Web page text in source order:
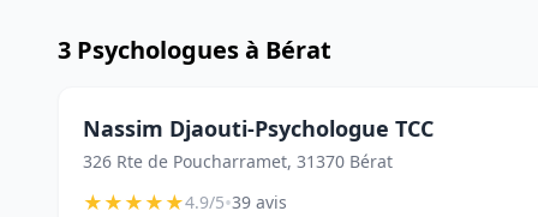
3 Psychologues à Bérat
Nassim Djaouti-Psychologue TCC
326 Rte de Poucharramet, 31370 Bérat
★★★★★4.9/5•39 avis